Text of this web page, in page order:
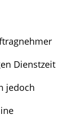
Dienstzeit
jedoch